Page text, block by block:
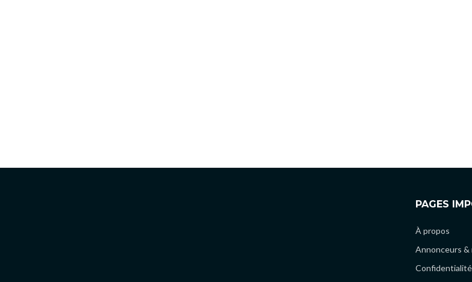
PAGES
À propos
Annonceurs &
Confidentialité